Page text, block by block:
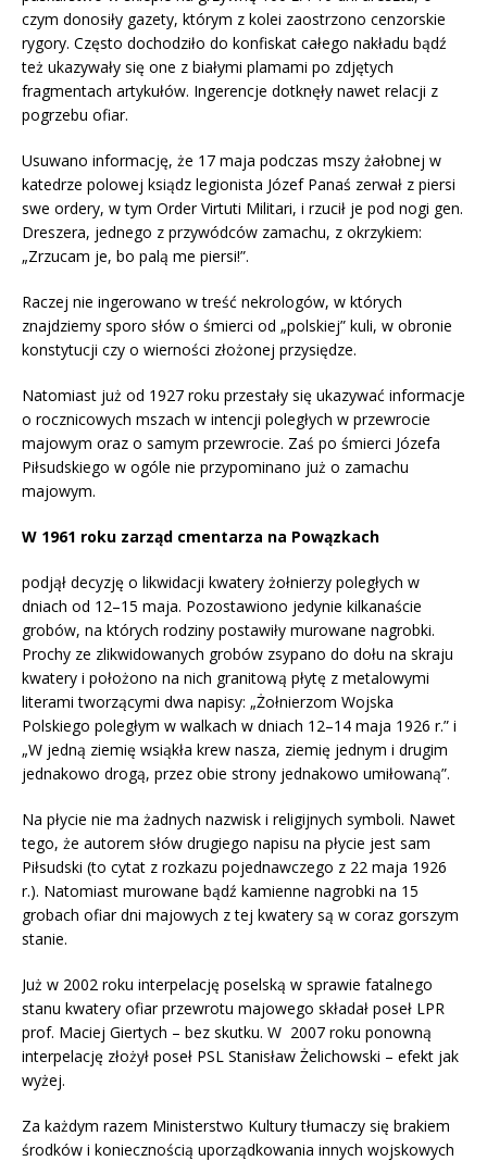
czym donosiły gazety, którym z kolei zaostrzono cenzorskie
rygory. Często dochodziło do konfiskat całego nakładu bądź
też ukazywały się one z białymi plamami po zdjętych
fragmentach artykułów. Ingerencje dotknęły nawet relacji z
pogrzebu ofiar.
Usuwano informację, że 17 maja podczas mszy żałobnej w
katedrze polowej ksiądz legionista Józef Panaś zerwał z piersi
swe ordery, w tym Order Virtuti Militari, i rzucił je pod nogi gen.
Dreszera, jednego z przywódców zamachu, z okrzykiem:
„Zrzucam je, bo palą me piersi!”.
Raczej nie ingerowano w treść nekrologów, w których
znajdziemy sporo słów o śmierci od „polskiej” kuli, w obronie
konstytucji czy o wierności złożonej przysiędze.
Natomiast już od 1927 roku przestały się ukazywać informacje
o rocznicowych mszach w intencji poległych w przewrocie
majowym oraz o samym przewrocie. Zaś po śmierci Józefa
Piłsudskiego w ogóle nie przypominano już o zamachu
majowym.
W 1961 roku zarząd cmentarza na Powązkach
podjął decyzję o likwidacji kwatery żołnierzy poległych w
dniach od 12–15 maja. Pozostawiono jedynie kilkanaście
grobów, na których rodziny postawiły murowane nagrobki.
Prochy ze zlikwidowanych grobów zsypano do dołu na skraju
kwatery i położono na nich granitową płytę z metalowymi
literami tworzącymi dwa napisy: „Żołnierzom Wojska
Polskiego poległym w walkach w dniach 12–14 maja 1926 r.” i
„W jedną ziemię wsiąkła krew nasza, ziemię jednym i drugim
jednakowo drogą, przez obie strony jednakowo umiłowaną”.
Na płycie nie ma żadnych nazwisk i religijnych symboli. Nawet
tego, że autorem słów drugiego napisu na płycie jest sam
Piłsudski (to cytat z rozkazu pojednawczego z 22 maja 1926
r.). Natomiast murowane bądź kamienne nagrobki na 15
grobach ofiar dni majowych z tej kwatery są w coraz gorszym
stanie.
Już w 2002 roku interpelację poselską w sprawie fatalnego
stanu kwatery ofiar przewrotu majowego składał poseł LPR
prof. Maciej Giertych – bez skutku. W 2007 roku ponowną
interpelację złożył poseł PSL Stanisław Żelichowski – efekt jak
wyżej.
Za każdym razem Ministerstwo Kultury tłumaczy się brakiem
środków i koniecznością uporządkowania innych wojskowych